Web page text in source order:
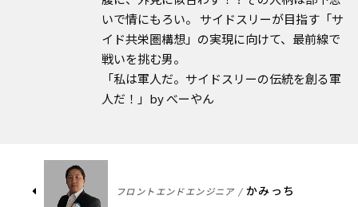
いで情にもろい。 サイドスリーが目指す「サ
イド共栄圏構想」の実現に向けて、最前線で
戦いを挑む男。
「私は軍人だ。サイドスリーの伝統を創る軍
人だ！」by べーやん
フロントエンドエンジニア / かみっち